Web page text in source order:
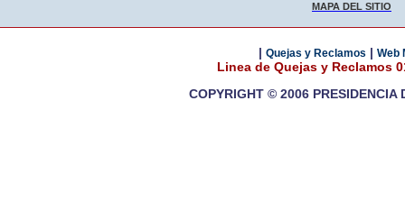
MAPA DEL SITIO
| Quejas y Reclamos | Web
Linea de Quejas y Reclamos
COPYRIGHT © 2006 PRESIDENCIA